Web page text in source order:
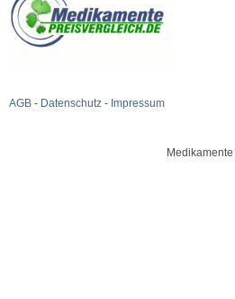
AGB - Datenschutz - Impressum